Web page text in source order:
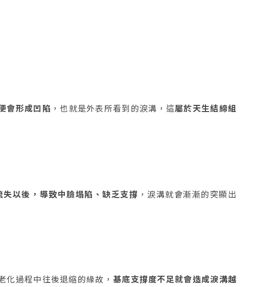
會形成凹陷 ，也就是外表所看到的淚溝，這屬於天生結締組
失以後，導致中臉塌陷、缺乏支撐 ，淚溝就會漸漸的突顯出
化過程中往後退縮的緣故， 基底支撐度不足就會造成淚溝越